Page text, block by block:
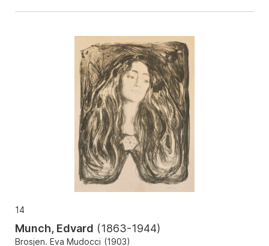
14
Munch, Edvard (1863-1944)
Brosjen. Eva Mudocci (1903)